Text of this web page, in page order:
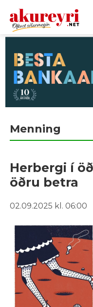
Menning
Herbergi í
öðru betra
02.09.2025 kl. 06:00